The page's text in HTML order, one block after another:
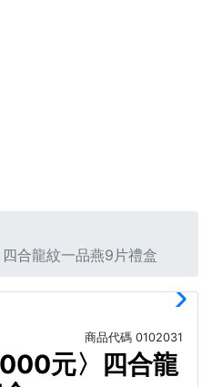
四合龍紋一品燕9片禮盒
商品代碼 0102031
元〉四合龍